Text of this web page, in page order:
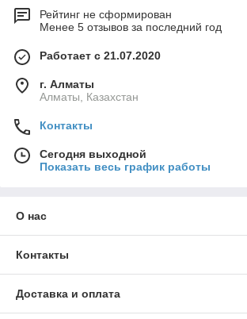
Рейтинг не сформирован
Менее 5 отзывов за последний год
Работает с 21.07.2020
г. Алматы
Алматы, Казахстан
Контакты
Сегодня выходной
Показать весь график работы
О нас
Контакты
Доставка и оплата